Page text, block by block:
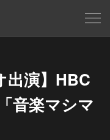
出演】HBC
音楽マシマ